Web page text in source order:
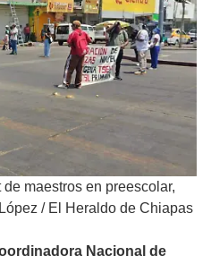
maestros en preescolar,
/ El Heraldo de Chiapas
Nacional de